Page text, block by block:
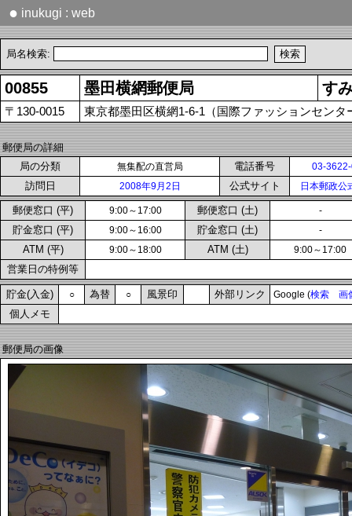
● inukugi : web
局名検索:
00855 墨田横網郵便局 す
〒130-0015 東京都墨田区横網1-6-1（国際ファッションセンタ
郵便局の詳細
局の分類
無集配の直営局 電話番号 03-
訪問日 2008年9月2日 公式サイト 日本郵政公
郵便窓口 (平) 9:00～17:00 郵便窓口 (土) -
貯金窓口 (平) 9:00～16:00 貯金窓口 (土) -
ATM (平) 9:00～18:00 ATM (土) 9:00～17:00
営業日の特例等
貯金(入金) ○ 為替 ○ 風景印 外部リンク Google (検索 画
個人メモ
郵便局の画像